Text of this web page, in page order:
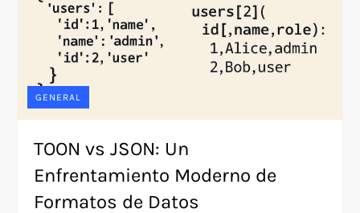
GENERAL
TOON vs JSON: Un
Enfrentamiento Moderno de
Formatos de Datos